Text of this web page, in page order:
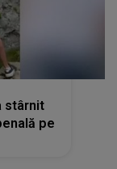
stârnit
pe